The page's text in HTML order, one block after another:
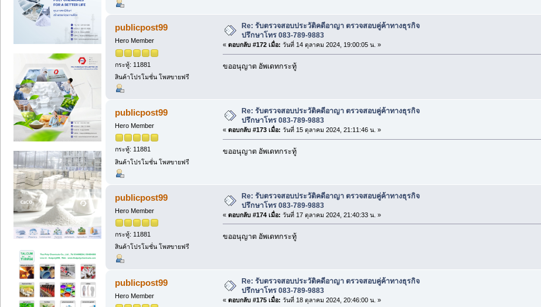
publicpost99
Hero Member
กระทู้: 11881
สินค้าโปรโมชั่น โพสขายฟรี
Re: รับตรวจสอบประวัติคดีอาญา ตรวจสอบคู่ค้าทางธุรกิจ
ปรึกษาโทร 083-789-9883
« ตอบกลับ #172 เมื่อ: วันที่ 14 ตุลาคม 2024, 19:00:05 น. »
ขออนุญาต อัพเดทกระทู้
publicpost99
Hero Member
กระทู้: 11881
สินค้าโปรโมชั่น โพสขายฟรี
Re: รับตรวจสอบประวัติคดีอาญา ตรวจสอบคู่ค้าทางธุรกิจ
ปรึกษาโทร 083-789-9883
« ตอบกลับ #173 เมื่อ: วันที่ 15 ตุลาคม 2024, 21:11:46 น. »
ขออนุญาต อัพเดทกระทู้
publicpost99
Hero Member
กระทู้: 11881
สินค้าโปรโมชั่น โพสขายฟรี
Re: รับตรวจสอบประวัติคดีอาญา ตรวจสอบคู่ค้าทางธุรกิจ
ปรึกษาโทร 083-789-9883
« ตอบกลับ #174 เมื่อ: วันที่ 17 ตุลาคม 2024, 21:40:33 น. »
ขออนุญาต อัพเดทกระทู้
publicpost99
Hero Member
Re: รับตรวจสอบประวัติคดีอาญา ตรวจสอบคู่ค้าทางธุรกิจ
ปรึกษาโทร 083-789-9883
« ตอบกลับ #175 เมื่อ: วันที่ 18 ตุลาคม 2024, 20:46:00 น. »